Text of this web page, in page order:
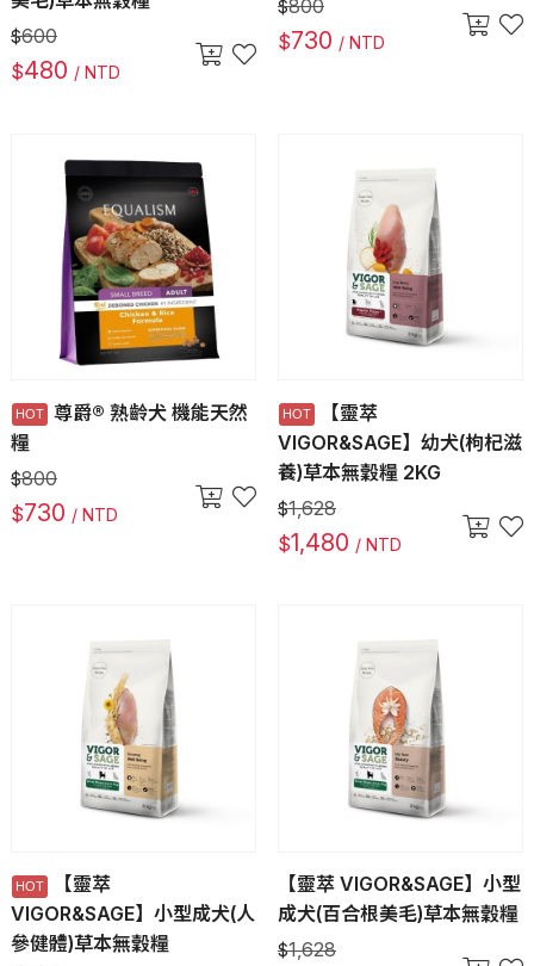
$600
$480 / NTD
$800
$730 / NTD
尊爵® 熟齡犬 機能天然
糧
$800
$730 / NTD
【靈萃
VIGOR&SAGE】幼犬(枸杞滋
養)草本無穀糧 2KG
$1,628
$1,480 / NTD
【靈萃
VIGOR&SAGE】小型成犬(人
參健體)草本無穀糧
【靈萃 VIGOR&SAGE】小型
成犬(百合根美毛)草本無穀糧
$1,628